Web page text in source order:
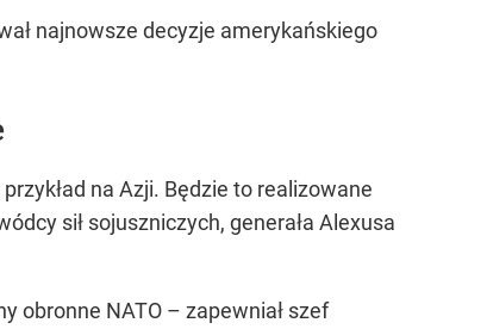
najnowsze decyzje amerykańskiego
na Azji. Będzie to realizowane
sił sojuszniczych, generała Alexusa
obronne NATO – zapewniał szef